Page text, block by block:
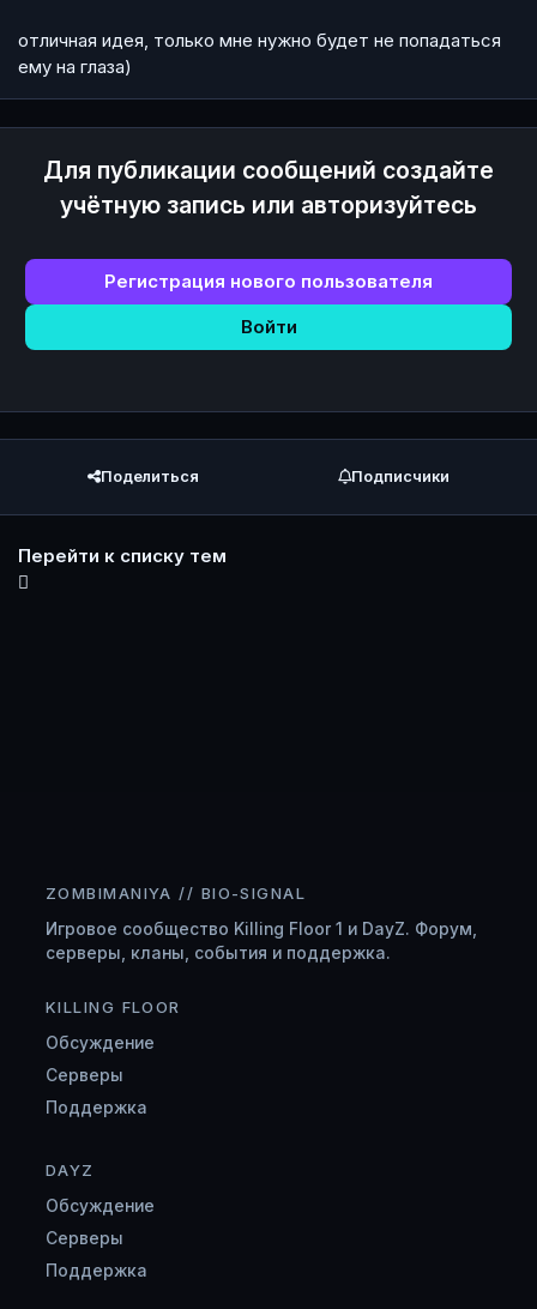
отличная идея, только мне нужно будет не попадаться
ему на глаза)
Для публикации сообщений создайте
учётную запись или авторизуйтесь
Регистрация нового пользователя
Войти
Поделиться Подписчики
Перейти к списку тем
ZOMBIMANIYA // BIO-SIGNAL
Игровое сообщество Killing Floor 1 и DayZ. Форум,
серверы, кланы, события и поддержка.
KILLING FLOOR
Обсуждение
Серверы
Поддержка
DAYZ
Обсуждение
Серверы
Поддержка